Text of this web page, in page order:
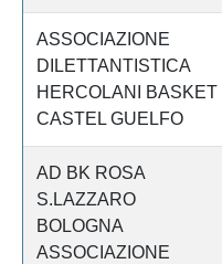
ASSOCIAZIONE
DILETTANTISTICA
HERCOLANI BASKET
CASTEL GUELFO
AD BK ROSA
S.LAZZARO
BOLOGNA
ASSOCIAZIONE